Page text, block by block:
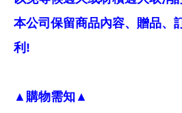
本公司保留商品內容、贈品、
利!
▲購物需知▲